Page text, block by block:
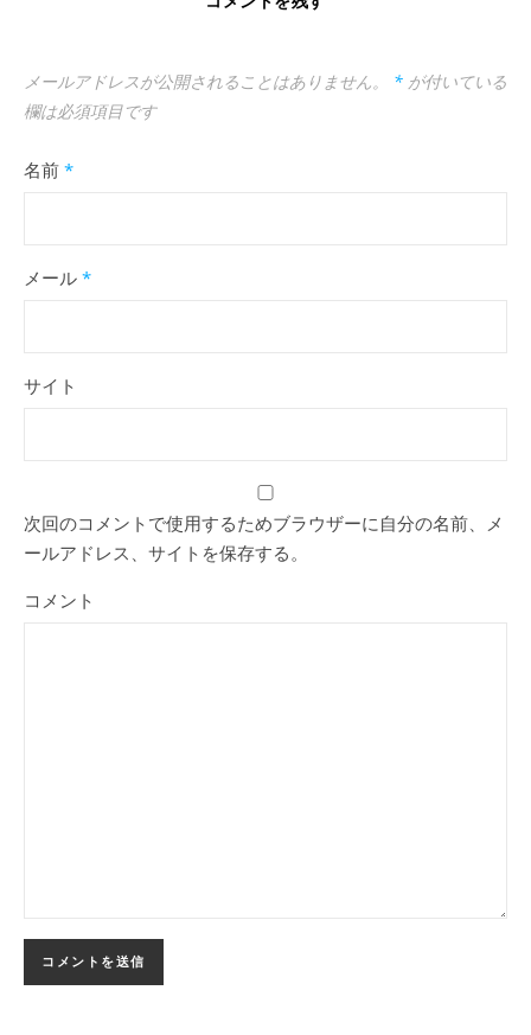
メールアドレスが公開されることはありません。 * が付いている
欄は必須項目です
名前 *
メール *
サイト
次回のコメントで使用するためブラウザーに自分の名前、メ
ールアドレス、サイトを保存する。
コメント